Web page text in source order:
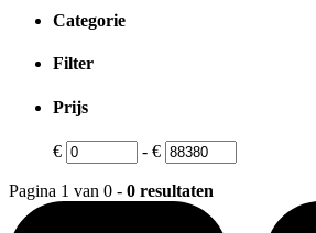
Categorie
Filter
Prijs
€ - €
Pagina 1 van 0 - 0 resultaten